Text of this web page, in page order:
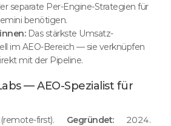
separate Per-Engine-Strategien für
benötigen.
Das stärkste Umsatz-
im AEO-Bereich — sie verknüpfen
mit der Pipeline.
— AEO-Spezialist für
first). Gegründet:2024.